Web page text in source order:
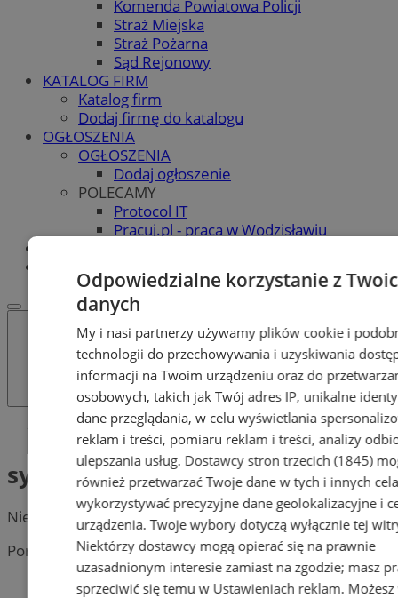
Komenda Powiatowa Policji
Straż Miejska
Straż Pożarna
Sąd Rejonowy
KATALOG FIRM
Katalog firm
Dodaj firmę do katalogu
OGŁOSZENIA
OGŁOSZENIA
Dodaj ogłoszenie
POLECAMY
Protocol IT
Pracuj.pl - praca w Wodzisławiu
Tag: sytuacje kryzysowe
sytuacje kryzysowe
Nie znaleziono postów.
Portal należy do sieci
Odpowiedzialne korzystanie z
danych
My i nasi partnerzy używamy plików cookie i
technologii do przechowywania i uzyskiwania
informacji na Twoim urządzeniu oraz do
osobowych, takich jak Twój adres IP, unikalne
dane przeglądania, w celu wyświetlania
reklam i treści, pomiaru reklam i treści, analizy
ulepszania usług. Dostawcy stron trzecich (1845)
również przetwarzać Twoje dane w tych i innych
wykorzystywać precyzyjne dane geolokalizacyjne i
urządzenia. Twoje wybory dotyczą wyłącznie tej
Niektórzy dostawcy mogą opierać się na prawnie
uzasadnionym interesie zamiast na zgodzie; masz
sprzeciwić się temu w Ustawieniach reklam.